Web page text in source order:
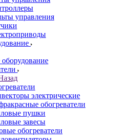
управления
электрические
обогреватели
пушки
завесы
обогреватели